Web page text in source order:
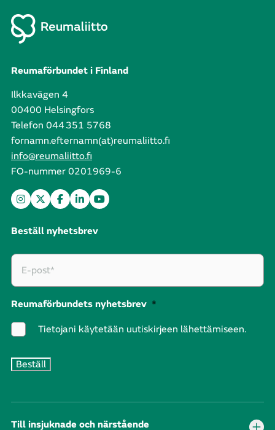
Reumaförbundet i Finland
Ilkkavägen 4
00400 Helsingfors
Telefon 044 351 5768
fornamn.efternamn(at)reumaliitto.fi
info@reumaliitto.fi
FO-nummer 0201969-6
Beställ nyhetsbrev
Reumaförbundets nyhetsbrev *
Tietojani käytetään uutiskirjeen lähettämiseen.
Till insjuknade och närstående